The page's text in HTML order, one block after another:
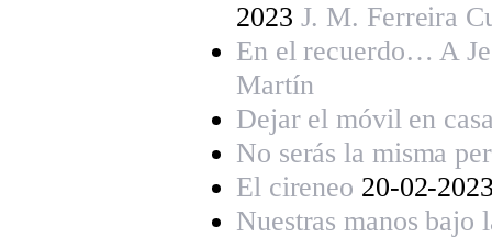
2023 J. M. Ferreira
En el recuerdo… A
Martín
Dejar el móvil en
No serás la misma
El cireneo 20-02-
Nuestras manos bajo